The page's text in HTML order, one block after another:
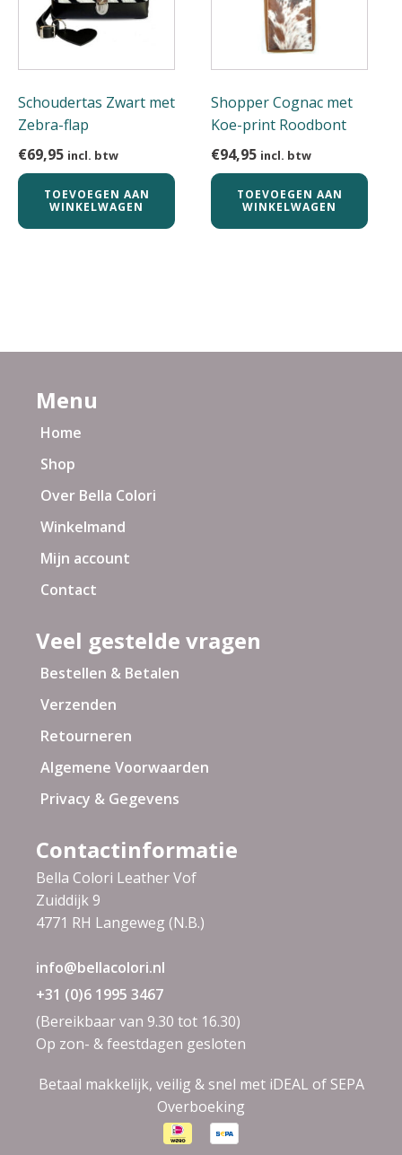
Schoudertas Zwart met
Zebra-flap
€69,95 incl. btw
TOEVOEGEN AAN
WINKELWAGEN
Shopper Cognac met
Koe-print Roodbont
€94,95 incl. btw
TOEVOEGEN AAN
WINKELWAGEN
Menu
Home
Shop
Over Bella Colori
Winkelmand
Mijn account
Contact
Veel gestelde vragen
Bestellen & Betalen
Verzenden
Retourneren
Algemene Voorwaarden
Privacy & Gegevens
Contactinformatie
Bella Colori Leather Vof
Zuiddijk 9
4771 RH Langeweg (N.B.)
info@bellacolori.nl
+31 (0)6 1995 3467
(Bereikbaar van 9.30 tot 16.30)
Op zon- & feestdagen gesloten
Betaal makkelijk, veilig & snel met iDEAL of SEPA
Overboeking